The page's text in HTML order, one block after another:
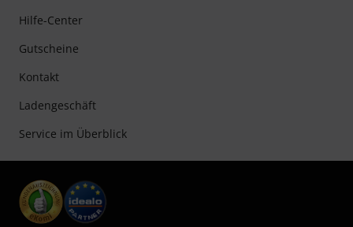
Hilfe-Center
Gutscheine
Kontakt
Ladengeschäft
Service im Überblick